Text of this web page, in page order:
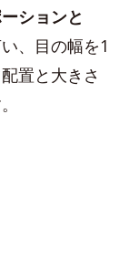
ションと
、目の幅を1
置と大きさ